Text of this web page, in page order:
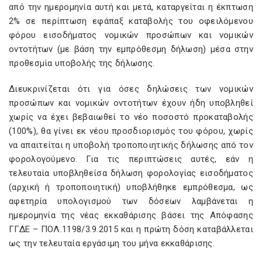
από την ημερομηνία αυτή και μετά, καταργείται η έκπτωση
2% σε περίπτωση εφάπαξ καταβολής του οφειλόμενου
φόρου εισοδήματος νομικών προσώπων και νομικών
οντοτήτων (με βάση την εμπρόθεσμη δήλωση) μέσα στην
προθεσμία υποβολής της δήλωσης.
Διευκρινίζεται ότι για όσες δηλώσεις των νομικών
προσώπων και νομικών οντοτήτων έχουν ήδη υποβληθεί
χωρίς να έχει βεβαιωθεί το νέο ποσοστό προκαταβολής
(100%), θα γίνει εκ νέου προσδιορισμός του φόρου, χωρίς
να απαιτείται η υποβολή τροποποιητικής δήλωσης από τον
φορολογούμενο. Για τις περιπτώσεις αυτές, εάν η
τελευταία υποβληθείσα δήλωση φορολογίας εισοδήματος
(αρχική ή τροποποιητική) υποβλήθηκε εμπρόθεσμα, ως
αφετηρία υπολογισμού των δόσεων λαμβάνεται η
ημερομηνία της νέας εκκαθάρισης βάσει της Απόφασης
ΓΓΔΕ – ΠΟΛ.1198/3.9.2015 και η πρώτη δόση καταβάλλεται
ως την τελευταία εργάσιμη του μήνα εκκαθάρισης.